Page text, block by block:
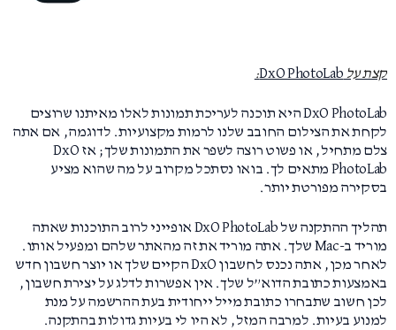
קצת על DxO PhotoLab
:
DxO PhotoLab היא תוכנה לעריכת תמונות לאלו מאיתנו שרוצים
לקחת את הצילום החובב שלנו לרמות מקצועיות. לדוגמה, אם אתה
צלם מתחיל, או פשוט רוצה לשפר את התמונות שלך; אז DxO
PhotoLab מתאים לך. בואו נסתכל מקרוב על מה שהוא מציע
בסקירה מפורטת יותר.
תהליך ההתקנה של DxO PhotoLab אופייני לרוב התוכנות שאתה
מוריד ב-Mac שלך. אתה מוריד את זה מהאתר שלהם ומפעיל אותו.
לאחר מכן, אתה נכנס לחשבון DxO הקיים שלך או יוצר חשבון חדש
באמצעות כתובת הדוא”ל שלך. אין אפשרות לדלג על יצירת חשבון,
לכן חשוב שתבחרו כתובת מייל ייחודית בעת ההרשמה על מנת
למנוע בעיות. למרבה המזל, לא היו לי בעיות גדולות בהתקנה.